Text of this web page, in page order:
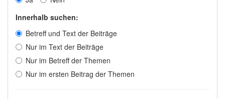
Innerhalb suchen:
Betreff und Text der Beiträge
Nur im Text der Beiträge
Nur im Betreff der Themen
Nur im ersten Beitrag der Themen